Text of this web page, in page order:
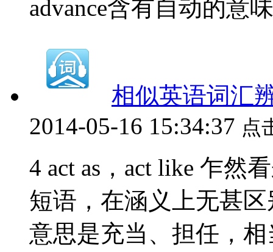
advance含有自动的意
相似英语词汇
2014-05-16 15:34:37 点
4 act as，act like 乍然
短语，在涵义上无甚
意思是充当、担任，相